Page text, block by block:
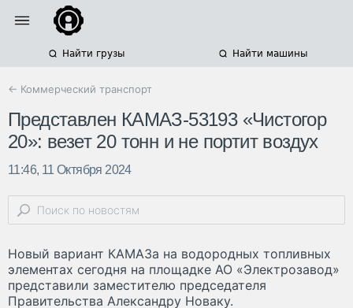
Найти грузы Найти машины
← Коммерческий транспорт
Представлен КАМАЗ-53193 «Чистогор
20»: везет 20 тонн и не портит воздух
11:46, 11 Октября 2024
Новый вариант КАМАЗа на водородных топливных
элементах сегодня на площадке АО «Электрозавод»
представили заместителю председателя
Правительства Александру Новаку.